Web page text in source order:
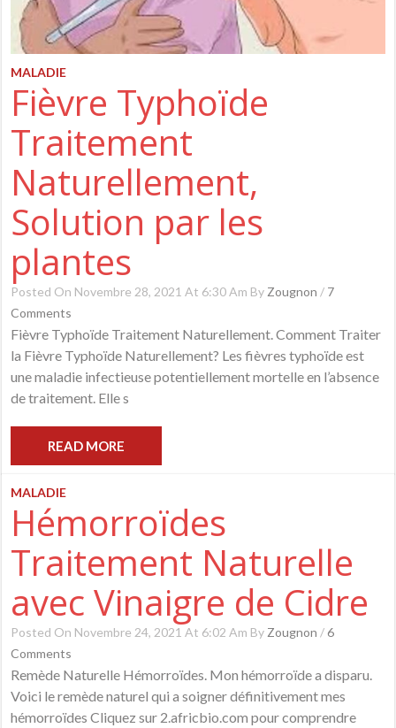
MALADIE
Fièvre Typhoïde
Traitement
Naturellement,
Solution par les
plantes
Posted On Novembre 28, 2021 At 6:30 Am By Zougnon / 7
Comments
Fièvre Typhoïde Traitement Naturellement. Comment Traiter
la Fièvre Typhoïde Naturellement? Les fièvres typhoïde est
une maladie infectieuse potentiellement mortelle en l’absence
de traitement. Elle s
READ MORE
MALADIE
Hémorroïdes
Traitement Naturelle
avec Vinaigre de Cidre
Posted On Novembre 24, 2021 At 6:02 Am By Zougnon /6
Comments
Remède Naturelle Hémorroïdes. Mon hémorroïde a disparu.
Voici le remède naturel qui a soigner définitivement mes
hémorroïdes Cliquez sur 2.africbio.com pour comprendre